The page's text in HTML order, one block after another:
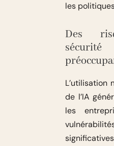
les
Des
sécurité
L’utilisation
de l’IA
les